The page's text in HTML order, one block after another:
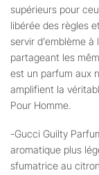
supérieurs pour
libérée des règles
servir d’emblème
partageant les
est un parfum aux
amplifient la
Pour Homme.
-Gucci Guilty
aromatique plus
sfumatrice au